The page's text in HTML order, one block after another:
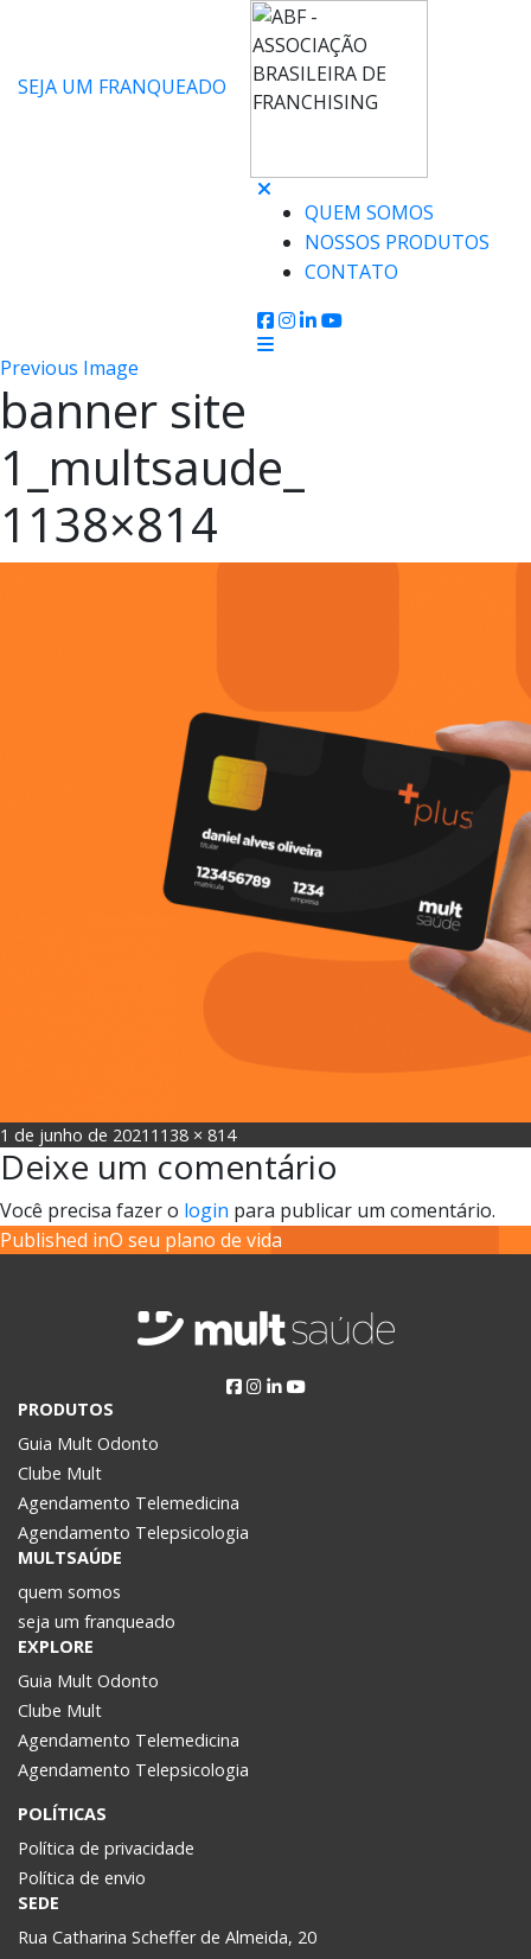
SEJA UM FRANQUEADO
QUEM SOMOS
NOSSOS PRODUTOS
CONTATO
Previous Image
banner site
1_multsaude_
1138×814
Posted
on
1 de junho de 2021 Full
size
1138 × 814
Deixe um comentário
Você precisa fazer o login para publicar um comentário.
Navegação
Published inO seu plano de vida
PRODUTOS
Guia Mult Odonto
Clube Mult
Agendamento Telemedicina
Agendamento Telepsicologia
MULTSAÚDE
quem somos
seja um franqueado
EXPLORE
Guia Mult Odonto
Clube Mult
Agendamento Telemedicina
Agendamento Telepsicologia
POLÍTICAS
Política de privacidade
Política de envio
SEDE
Rua Catharina Scheffer de Almeida, 20